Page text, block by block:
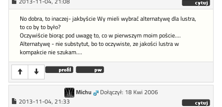
No dobra, to inaczej- jakbyście Wy mieli wybrać alternatywę dla lustra,
to co by to było?
Oczywiście biorąc pod uwagę to, co w pierwszym moim poście....
Alternatywę - nie substytut, bo to oczywiste, ze jakości lustra w
kompakcie nie szukam....
Michu
Dołączył: 18 Kwi 2006
2013-11-04, 21:33